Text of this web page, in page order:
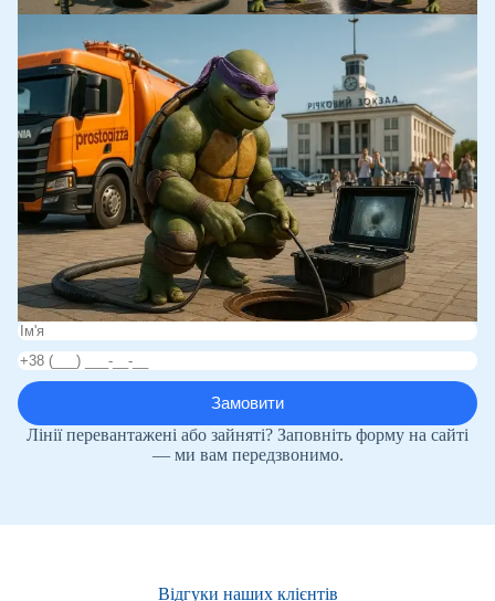
Лінії перевантажені або зайняті? Заповніть форму на сайті
— ми вам передзвонимо.
Відгуки наших клієнтів